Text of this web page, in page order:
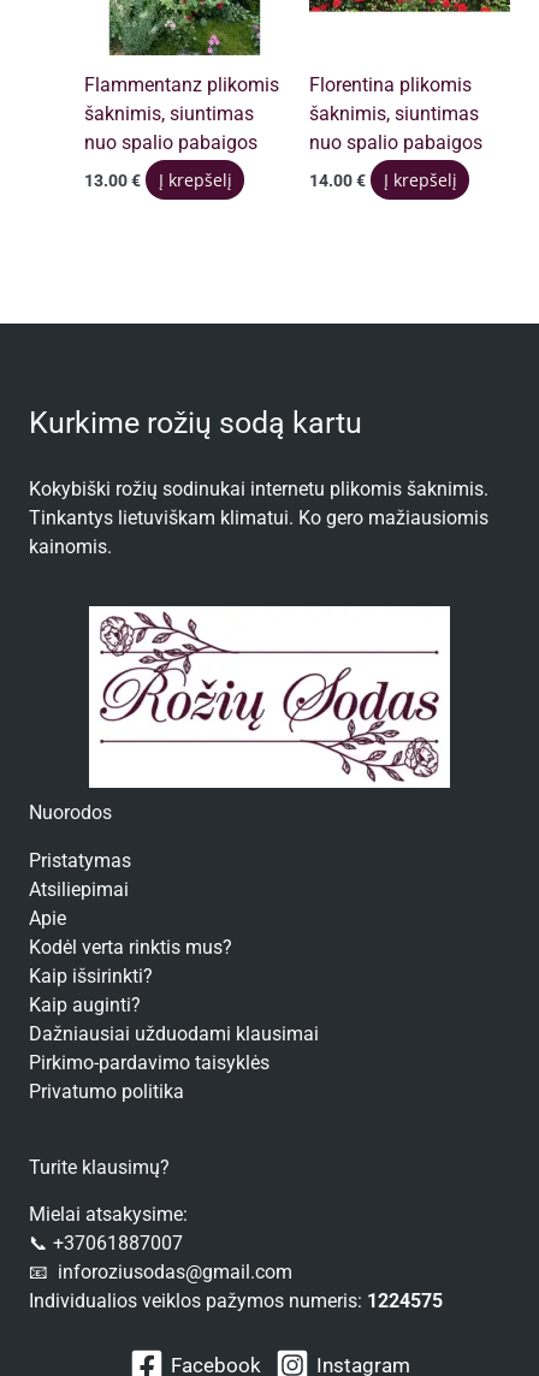
Flammentanz plikomis
šaknimis, siuntimas
nuo spalio pabaigos
13.00€ Į krepšelį
Florentina plikomis
šaknimis, siuntimas
nuo spalio pabaigos
14.00€ Į krepšelį
Kurkime rožių sodą kartu
Kokybiški rožių sodinukai internetu plikomis šaknimis.
Tinkantys lietuviškam klimatui. Ko gero mažiausiomis
kainomis.
Nuorodos
Pristatymas
Atsiliepimai
Apie
Kodėl verta rinktis mus?
Kaip išsirinkti?
Kaip auginti?
Dažniausiai užduodami klausimai
Pirkimo-pardavimo taisyklės
Privatumo politika
Turite klausimų?
Mielai atsakysime:
📞 +37061887007
📧 inforoziusodas@gmail.com
Individualios veiklos pažymos numeris: 1224575
Facebook Instagram